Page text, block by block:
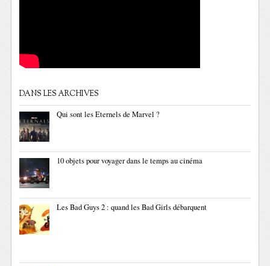
DANS LES ARCHIVES
Qui sont les Eternels de Marvel ?
10 objets pour voyager dans le temps au cinéma
Les Bad Guys 2 : quand les Bad Girls débarquent